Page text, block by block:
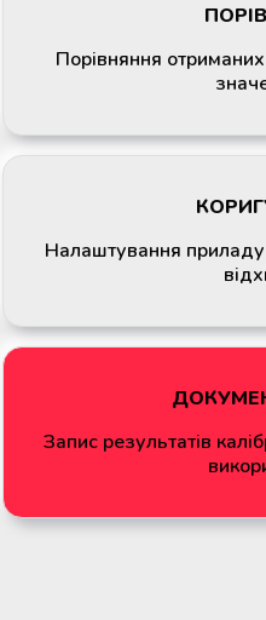
Порівняння
Налаштування
Запис результатів